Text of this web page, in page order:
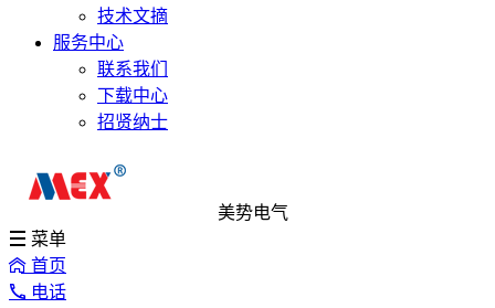
技术文摘
服务中心
联系我们
下载中心
招贤纳士
美势电气
菜单
首页
电话